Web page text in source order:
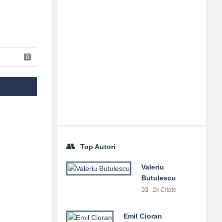
Top Autori
Valeriu
Butulescu
2k Citate
Emil Cioran